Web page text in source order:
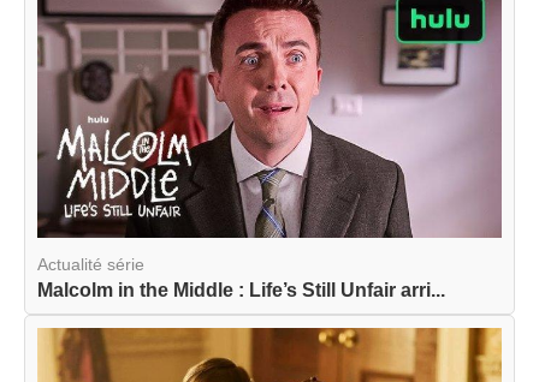
Actualité série
Malcolm in the Middle : Life’s Still Unfair arri...